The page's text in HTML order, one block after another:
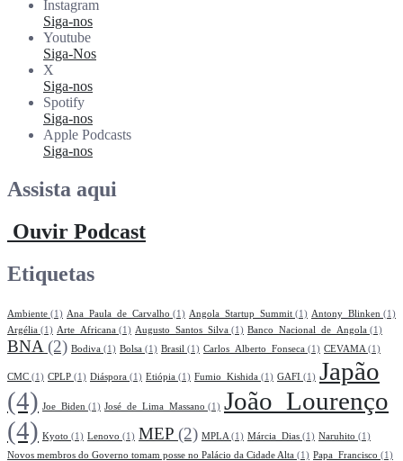
Instagram
Siga-nos
Youtube
Siga-Nos
X
Siga-nos
Spotify
Siga-nos
Apple Podcasts
Siga-nos
Assista aqui
Ouvir Podcast
Etiquetas
Ambiente (1) Ana_Paula_de_Carvalho (1) Angola_Startup_Summit (1) Antony_Blinken (1)
Argélia (1) Arte_Africana (1) Augusto_Santos_Silva (1) Banco_Nacional_de_Angola (1)
BNA (2) Bodiva (1) Bolsa (1) Brasil (1) Carlos_Alberto_Fonseca (1) CEVAMA (1)
CMC (1) CPLP (1) Diáspora (1) Etiópia (1) Fumio_Kishida (1) GAFI (1) Japão
(4) Joe_Biden (1) José_de_Lima_Massano (1) João_Lourenço
(4) Kyoto (1) Lenovo (1) MEP (2) MPLA (1) Márcia_Dias (1) Naruhito (1)
Novos membros do Governo tomam posse no Palácio da Cidade Alta (1) Papa_Francisco (1)